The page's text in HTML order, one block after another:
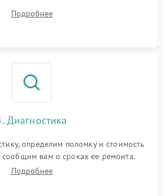
Подробнее
Диагностика
определим поломку и стоимость
сообщим вам о сроках ее ремонта.
Подробнее